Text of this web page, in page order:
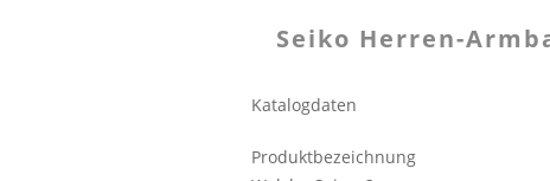
Seiko Herren-
Katalogdaten
Produktbezeichnung